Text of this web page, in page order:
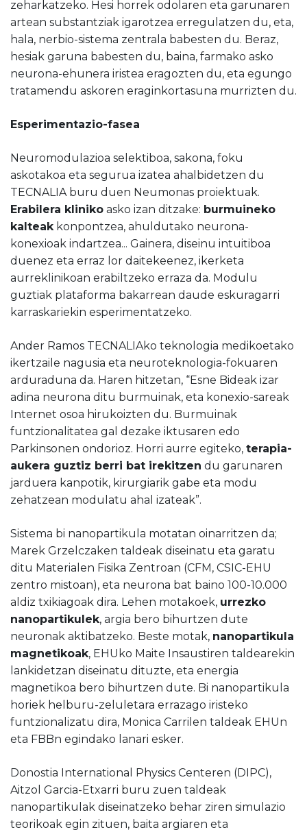
zeharkatzeko. Hesi horrek odolaren eta garunaren
artean substantziak igarotzea erregulatzen du, eta,
hala, nerbio-sistema zentrala babesten du. Beraz,
hesiak garuna babesten du, baina, farmako asko
neurona-ehunera iristea eragozten du, eta egungo
tratamendu askoren eraginkortasuna murrizten du.
Esperimentazio-fasea
Neuromodulazioa selektiboa, sakona, foku
askotakoa eta segurua izatea ahalbidetzen du
TECNALIA buru duen Neumonas proiektuak.
Erabilera kliniko asko izan ditzake: burmuineko
kalteakkonpontzea, ahuldutako neurona-
konexioak indartzea... Gainera, diseinu intuitiboa
duenez eta erraz lor daitekeenez, ikerketa
aurreklinikoan erabiltzeko erraza da. Modulu
guztiak plataforma bakarrean daude eskuragarri
karraskariekin esperimentatzeko.
Ander Ramos TECNALIAko teknologia medikoetako
ikertzaile nagusia eta neuroteknologia-fokuaren
arduraduna da. Haren hitzetan, “Esne Bideak izar
adina neurona ditu burmuinak, eta konexio-sareak
Internet osoa hirukoizten du. Burmuinak
funtzionalitatea gal dezake iktusaren edo
Parkinsonen ondorioz. Horri aurre egiteko, terapia-
aukera guztiz berri bat irekitzen du garunaren
jarduera kanpotik, kirurgiarik gabe eta modu
zehatzean modulatu ahal izateak”.
Sistema bi nanopartikula motatan oinarritzen da;
Marek Grzelczaken taldeak diseinatu eta garatu
ditu Materialen Fisika Zentroan (CFM, CSIC-EHU
zentro mistoan), eta neurona bat baino 100-10.000
aldiz txikiagoak dira. Lehen motakoek, urrezko
nanopartikulek, argia bero bihurtzen dute
neuronak aktibatzeko. Beste motak, nanopartikula
magnetikoak, EHUko Maite Insaustiren taldearekin
lankidetzan diseinatu dituzte, eta energia
magnetikoa bero bihurtzen dute. Bi nanopartikula
horiek helburu-zeluletara errazago iristeko
funtzionalizatu dira, Monica Carrilen taldeak EHUn
eta FBBn egindako lanari esker.
Donostia International Physics Centeren (DIPC),
Aitzol Garcia-Etxarri buru zuen taldeak
nanopartikulak diseinatzeko behar ziren simulazio
teorikoak egin zituen, baita argiaren eta